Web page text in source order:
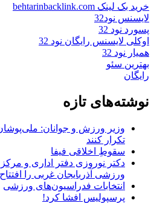
خرید بک لینک behtarinbacklink.com
لایسنس نود32
پسورد نود 32
اوکلی لایسنس رایگان نود 32
همیار نود 32
بهترین سئو
رایگان
نوشته‌های تازه
وزیر ورزش و جوانان: ملی‌پوشان
تکرار کنند
سقوطِ اخلاقی فیفا
دکتر نوروزی دفتر اداری و
ورزشی آذربایجان غربی را
انتخابات فدراسیون‌های ورزشی
پرسپولیس افشا کرد!